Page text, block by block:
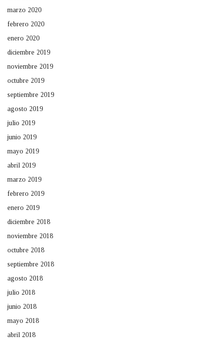
marzo 2020
febrero 2020
enero 2020
diciembre 2019
noviembre 2019
octubre 2019
septiembre 2019
agosto 2019
julio 2019
junio 2019
mayo 2019
abril 2019
marzo 2019
febrero 2019
enero 2019
diciembre 2018
noviembre 2018
octubre 2018
septiembre 2018
agosto 2018
julio 2018
junio 2018
mayo 2018
abril 2018